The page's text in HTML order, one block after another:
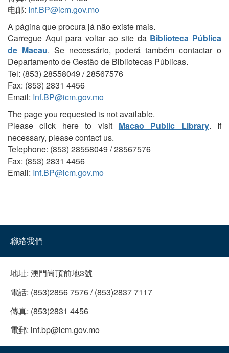
电邮: Inf.BP@icm.gov.mo
A página que procura já não existe mais.
Carregue Aqui para voltar ao site da Biblioteca Pública
de Macau. Se necessário, poderá também contactar o
Departamento de Gestão de Bibliotecas Públicas.
Tel: (853) 28558049 / 28567576
Fax: (853) 2831 4456
Email: Inf.BP@icm.gov.mo
The page you requested is not available.
Please click here to visit Macao Public Library. If
necessary, please contact us.
Telephone: (853) 28558049 / 28567576
Fax: (853) 2831 4456
Email: Inf.BP@icm.gov.mo
聯絡我們
地址: 澳門崗頂前地3號
電話: (853)2856 7576 / (853)2837 7117
傳真: (853)2831 4456
電郵: inf.bp@icm.gov.mo